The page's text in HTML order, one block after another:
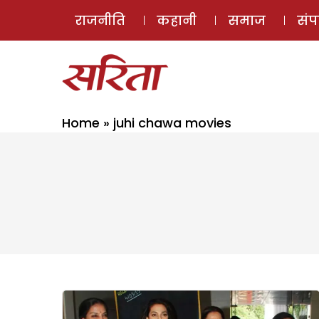
राजनीति कहानी समाज
Home » juhi chawa movies